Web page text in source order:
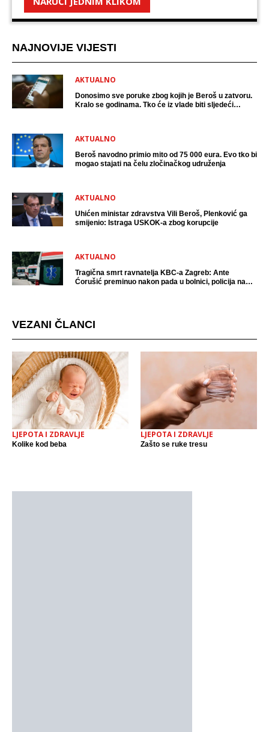
NAJNOVIJE VIJESTI
AKTUALNO
Donosimo sve poruke zbog kojih je Beroš u zatvoru.
Kralo se godinama. Tko će iz vlade biti sljedeći
AKTUALNO
Beroš navodno primio mito od 75 000 eura. Evo tko bi
mogao stajati na čelu zločinačkog udruženja
AKTUALNO
Uhićen ministar zdravstva Vili Beroš, Plenković ga
smijenio: Istraga USKOK-a zbog korupcije
AKTUALNO
Tragična smrt ravnatelja KBC-a Zagreb: Ante
Ćorušić preminuo nakon pada u bolnici, policija na
VEZANI ČLANCI
LJEPOTA I ZDRAVLJE
Kolike kod beba
LJEPOTA I ZDRAVLJE
Zašto se ruke tresu